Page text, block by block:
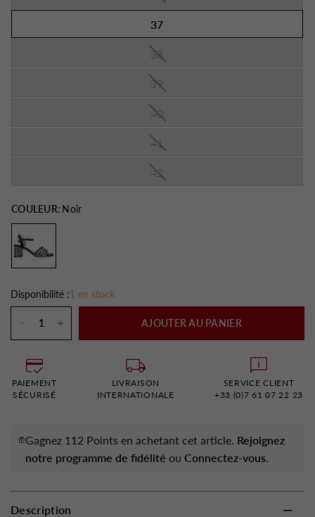
37
38
39
40
41
42
COULEUR: Noir
Disponibilité :1 en stock
AJOUTER AU PANIER
PAIEMENT
SÉCURISÉ
LIVRAISON
INTERNATIONALE
SERVICE CLIENT
+33 (0)7 61 07 22 23
Gagnez 112 Points en achetant cet article. Rejoignez
notre programme de fidélité ou Connectez-vous.
Description